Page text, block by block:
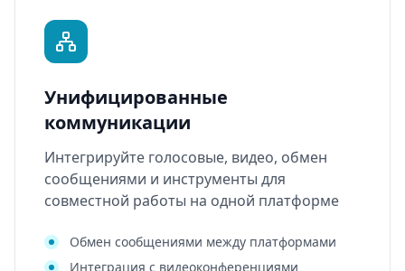
Унифицированные
коммуникации
Интегрируйте голосовые, видео, обмен
сообщениями и инструменты для
совместной работы на одной платформе
Обмен сообщениями между платформами
Интеграция с видеоконференциями